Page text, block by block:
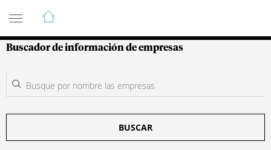
Guía de Empresas Colombianas
Buscador de información de empresas
BUSCAR